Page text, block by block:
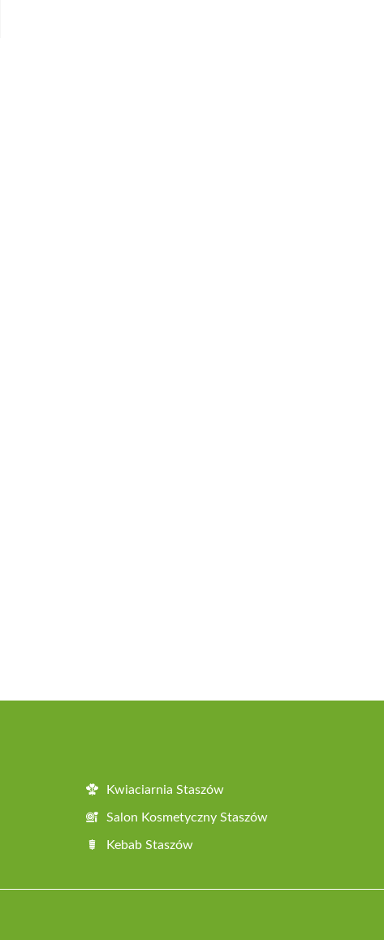
Kwiaciarnia Staszów
Salon Kosmetyczny Staszów
Kebab Staszów